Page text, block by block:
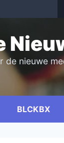
de nieuwe
BLCKBX